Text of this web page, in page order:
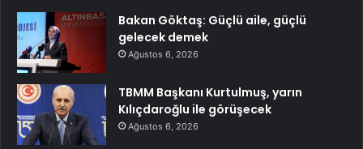
Bakan Göktaş: Güçlü aile, güçlü
gelecek demek
Ağustos 6, 2026
TBMM Başkanı Kurtulmuş, yarın
Kılıçdaroğlu ile görüşecek
Ağustos 6, 2026